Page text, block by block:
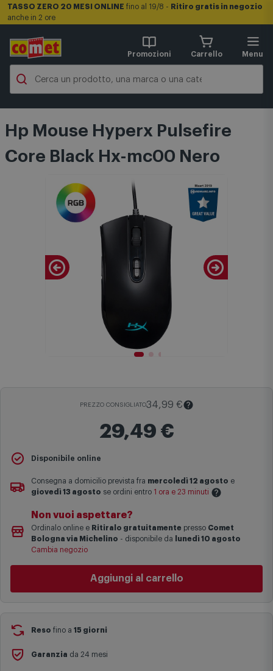
TASSO ZERO 20 MESI ONLINE fino al 19/8 - Ritiro gratis in negozio
anche in 2 ore
Promozioni Carrello Menu
Hp Mouse Hyperx Pulsefire
Core Black Hx-mc00 Nero
PREZZO CONSIGLIATO34,99 €
29,49 €
Il Prezzo Consigliato
prezzo finale di vendita anche in assenza di sconti.
Disponibile online
Consegna a domicilio prevista fra mercoledì 12 agosto e
giovedì 13 agosto se ordini entro 1 ora e 23 minuti
Le date previste per la consegna sono una stima approssimativa
basata sulle statistiche di consegna in possesso di Comet.
I tempi di consegna effettivi potrebbero variare in situazioni
complesse come isole e regioni montane, consegna nei periodi
festivi e ricorrenze principali o in circostanze eccezionali).
Si ricorda inoltre che i prodotti acquistati in modalità di
Non vuoi aspettare?
Ordinalo online e Ritiralo gratuitamente presso Comet
Bologna via Michelino - disponibile da
lunedì 10 agosto
Cambia negozio
Aggiungi al carrello
Reso fino a 15 giorni
Garanzia da 24 mesi